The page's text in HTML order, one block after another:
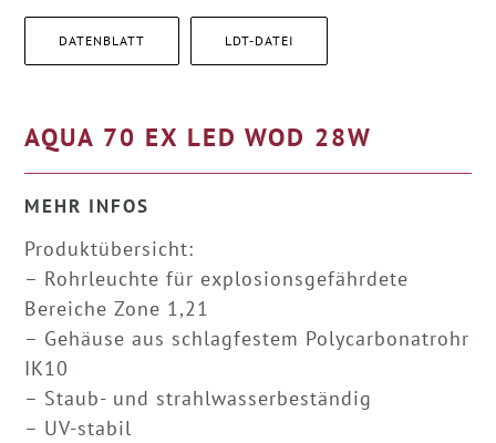
DATENBLATT LDT-DATEI
AQUA 70 EX LED WOD 28W
MEHR INFOS
Produktübersicht:
– Rohrleuchte für explosionsgefährdete
Bereiche Zone 1,21
– Gehäuse aus schlagfestem Polycarbonatrohr
IK10
– Staub- und strahlwasserbeständig
– UV-stabil